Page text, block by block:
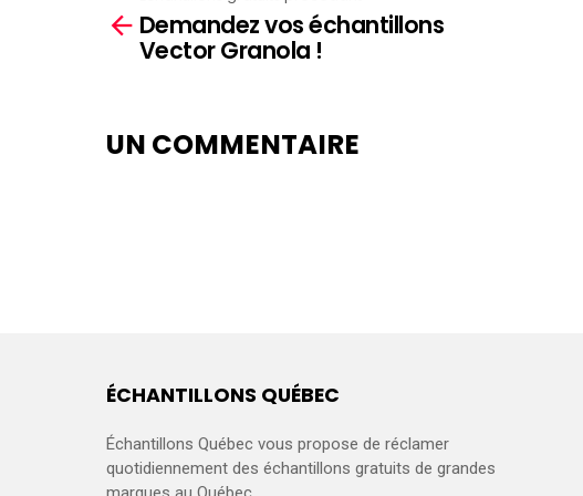
moreDemandez vos échantillons
Vector Granola !
UN COMMENTAIRE
ÉCHANTILLONS QUÉBEC
Échantillons Québec vous propose de réclamer
quotidiennement des échantillons gratuits de grandes